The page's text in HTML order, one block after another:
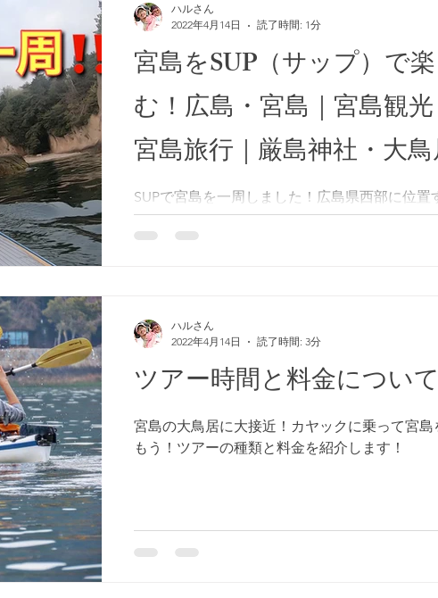
宮島をSUP（サップ）で
む！広島・宮島｜宮島観光
宮島旅行｜厳島神社・大
SUPで宮島を一周しました！広島県西部に位置
界遺産宮島。周囲は30km。１日で一周するに
離の島。宮島には海から眺めれる、参拝できる
ハルさん
2022年4月14日
読了時間: 1分
ツアー時間と料金について
宮島の大鳥居に大接近！カヤックに乗って宮島
もう！ツアーの種類と料金を紹介します！
ハルさん
2022年4月14日
読了時間: 3分